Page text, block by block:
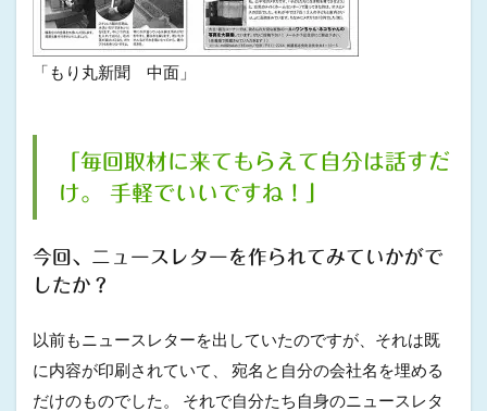
「もり丸新聞 中面」
「毎回取材に来てもらえて自分は話すだ
け。 手軽でいいですね！」
今回、ニュースレターを作られてみていかがで
したか？
以前もニュースレターを出していたのですが、それは既
に内容が印刷されていて、 宛名と自分の会社名を埋める
だけのものでした。 それで自分たち自身のニュースレタ